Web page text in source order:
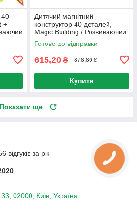
40
+
Дитячий магнітний
конструктор 40 деталей,
Magic Building / Розвиваючий
конструктор для дітей /
Конструктор 3D
Готово до відправки
615,20 ₴ 878,86 ₴
Купити
Показати ще
за рік
33, 02000, Київ, Україна